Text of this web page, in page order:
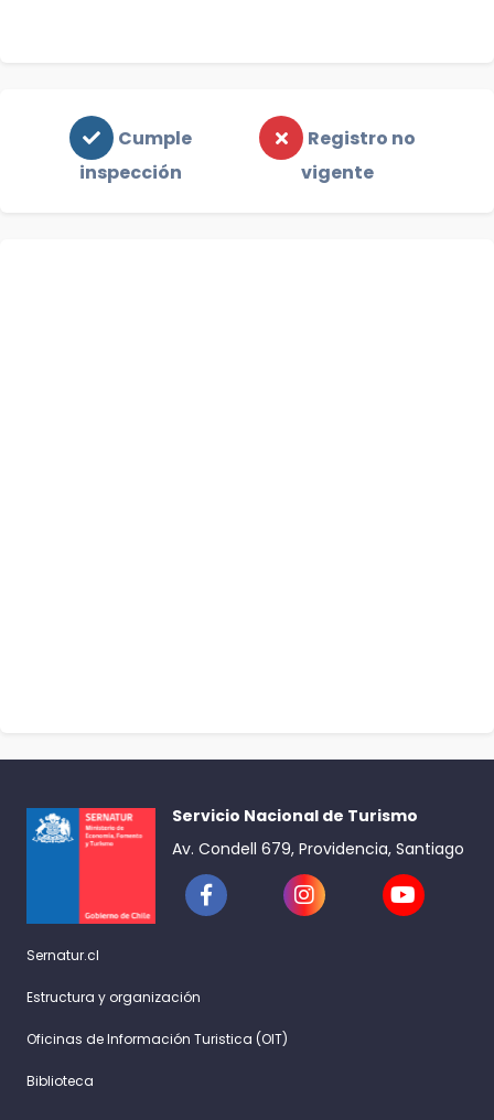
Cumple
inspección
Registro no
vigente
Servicio Nacional de Turismo
Av. Condell 679, Providencia, Santiago
Sernatur.cl
Estructura y organización
Oficinas de Información Turistica (OIT)
Biblioteca